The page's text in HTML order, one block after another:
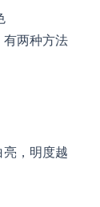
两种方法
，明度越